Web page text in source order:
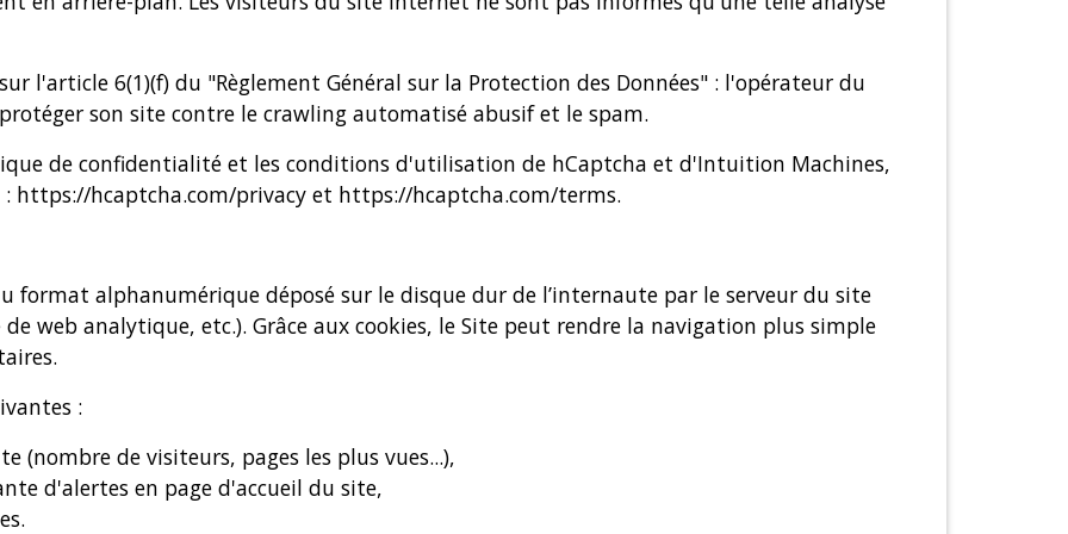
l'article 6(1)(f) du "Règlement Général sur la Protection des Données" : l'opérateur du
son site contre le crawling automatisé abusif et le spam.
de confidentialité et les conditions d'utilisation de hCaptcha et d'Intuition Machines,
https://hcaptcha.com/privacy et https://hcaptcha.com/terms.
format alphanumérique déposé sur le disque dur de l’internaute par le serveur du site
web analytique, etc.). Grâce aux cookies, le Site peut rendre la navigation plus simple
:
de visiteurs, pages les plus vues...),
d'alertes en page d'accueil du site,